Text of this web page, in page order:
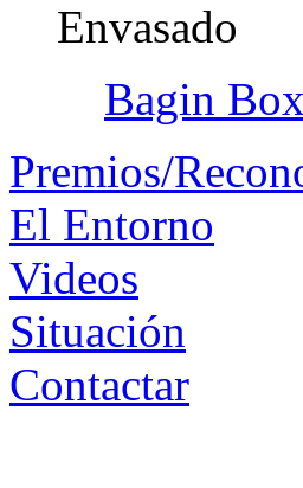
Envasado
Bagin
Premios/
El Entorno
Videos
Situación
Contactar